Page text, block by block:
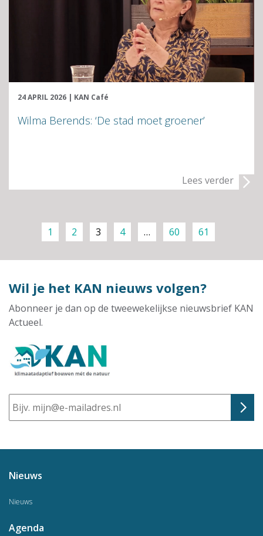
24 APRIL 2026 | KAN Café
Wilma Berends: ‘De stad moet groener’
Lees verder
1 2 3 4 … 60 61
Wil je het KAN nieuws volgen?
Abonneer je dan op de tweewekelijkse nieuwsbrief KAN
Actueel.
E-
mailadres
Nieuws
Nieuws
Agenda